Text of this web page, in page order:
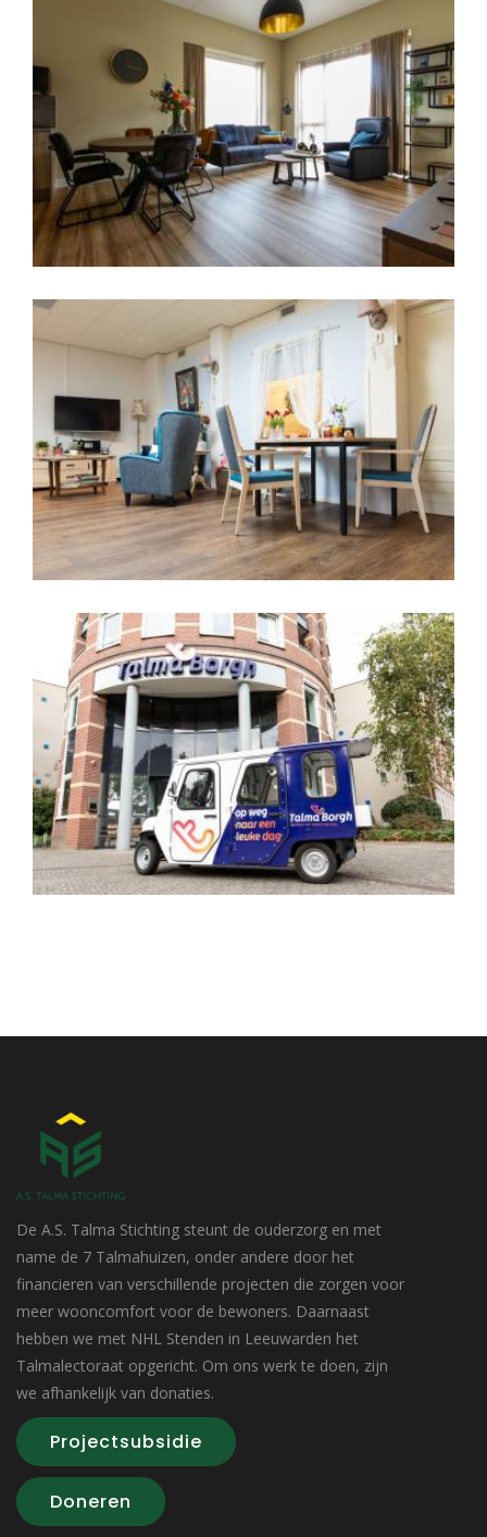
De A.S. Talma Stichting steunt de ouderzorg en met
name de 7 Talmahuizen, onder andere door het
financieren van verschillende projecten die zorgen voor
meer wooncomfort voor de bewoners. Daarnaast
hebben we met NHL Stenden in Leeuwarden het
Talmalectoraat opgericht. Om ons werk te doen, zijn
we afhankelijk van donaties.
Projectsubsidie
Doneren